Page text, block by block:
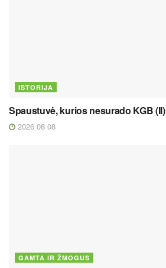
ISTORIJA
Spaustuvė, kurios nesurado KGB (II)
2026 08 08
GAMTA IR ŽMOGUS